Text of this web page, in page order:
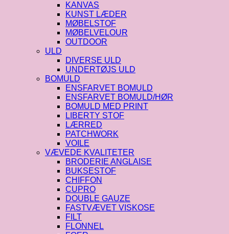
KANVAS
KUNST LÆDER
MØBELSTOF
MØBELVELOUR
OUTDOOR
ULD
DIVERSE ULD
UNDERTØJS ULD
BOMULD
ENSFARVET BOMULD
ENSFARVET BOMULD/HØR
BOMULD MED PRINT
LIBERTY STOF
LÆRRED
PATCHWORK
VOILE
VÆVEDE KVALITETER
BRODERIE ANGLAISE
BUKSESTOF
CHIFFON
CUPRO
DOUBLE GAUZE
FASTVÆVET VISKOSE
FILT
FLONNEL